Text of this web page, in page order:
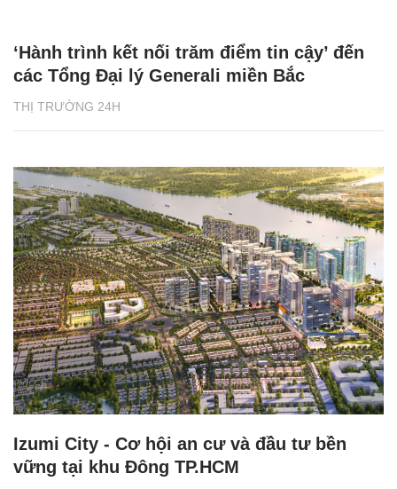
THỊ TRƯỜNG 24H
‘Hành trình kết nối trăm điểm tin cậy’ đến
các Tổng Đại lý Generali miền Bắc
Izumi City - Cơ hội an cư và đầu tư bền
vững tại khu Đông TP.HCM